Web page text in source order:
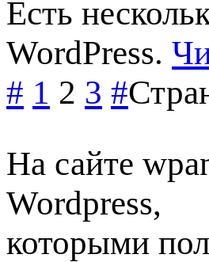
Есть
WordPress.
# 1 2 3 #
На сайте
Wordpress,
которыми